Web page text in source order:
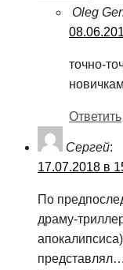
Oleg
точно-
Ответить
Сергей:
17.07.2018 в
По
драму-